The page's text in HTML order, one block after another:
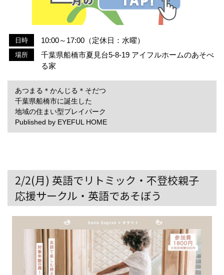
日時 10:00～17:00（定休日：水曜）
場所
千葉県船橋市夏見台5-8-19 アイフルホームのあそべ
る家
あつまる＊かんじる＊そだつ
千葉県船橋市に誕生した
地域の住まい型プレイパーク
Published by EYEFUL HOME
2/2(月) 英語でリトミック・不登校親子
応援サークル・英語であそぼう